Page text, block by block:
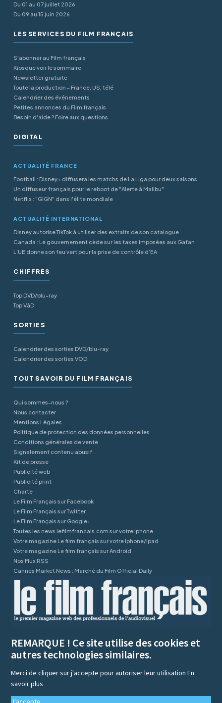
Du 01 au 07 juillet 2026
Du 09 au 15 juin 2026
LES SERVICES DU FILM FRANÇAIS
S'abonner au Film français
Kiosque voir le sommaire
Newsletter gratuite
Toute la production - France, US, télé
Calendrier des événements
Petites annonces du Film français
Besoin d'aide ? Foire aux questions
DIGITAL
ACTUALITÉ FRANCE
Football : Disney+ diffusera les matchs de La Liga pour deux saisons
Un diffuseur français pour le reboot de "Alerte à Malibu"
Netflix : "GIGN" dans l'élite mondiale
ACTUALITÉ INTERNATIONAL
Disney autorise TikTok à utiliser des extraits de son catalogue
Canada : Le gouvernement cède sur les taxes imposées aux Gafan
L’UE donne son feu vert pour la prise de contrôle d’EA
CHIFFRES
Top DVD/blu-ray
Top VàD
SORTIES
Calendrier des sorties DVD/blu-ray
Calendrier des sorties VOD
TOUT SAVOIR DU FILM FRANÇAIS
Qui sommes-nous ?
Nous contacter
Mentions Légales
Politique de protection des données personnelles
Conditions générales de vente
Signalement contenu abusif
Kit de presse
Publicité web
Publicité print
Charte
Le Film Français sur Facebook
Le Film Français sur Twitter
Le Film Français sur Google+
Toutes les news lefilmfrancais.com sur votre Iphone
Votre magazine Le film français sur votre Iphone/Ipad
Votre magazine Le film français sur Android
Nos Flux RSS
Cannes Market News : Marché du Film Official Daily
REMARQUE ! Ce site utilise des cookies et
autres technologies similaires.
Merci de cliquer sur j'accepte pour autoriser leur utilisationEn
savoir plus